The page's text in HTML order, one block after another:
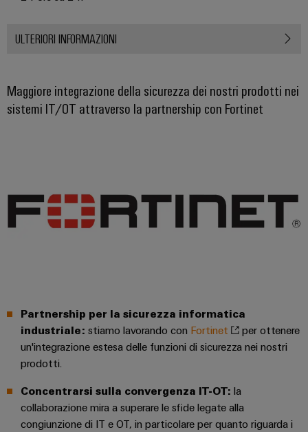
ULTERIORI INFORMAZIONI
Maggiore integrazione della sicurezza dei nostri prodotti nei
sistemi IT/OT attraverso la partnership con Fortinet
Partnership per la sicurezza informatica
industriale: stiamo lavorando con Fortinet
per ottenere
un'integrazione estesa delle funzioni di sicurezza nei nostri
prodotti.
Concentrarsi sulla convergenza IT-OT: la
collaborazione mira a superare le sfide legate alla
congiunzione di IT e OT, in particolare per quanto riguarda i